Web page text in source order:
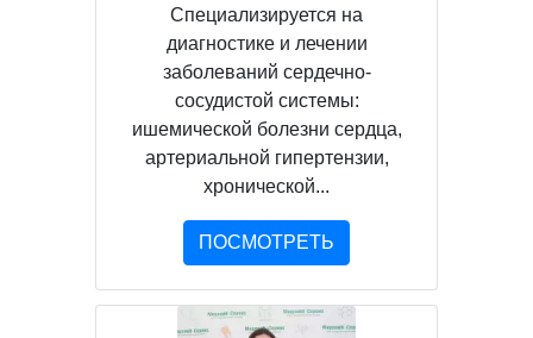
Специализируется на
диагностике и лечении
заболеваний сердечно-
сосудистой системы:
ишемической болезни сердца,
артериальной гипертензии,
хронической...
ПОСМОТРЕТЬ